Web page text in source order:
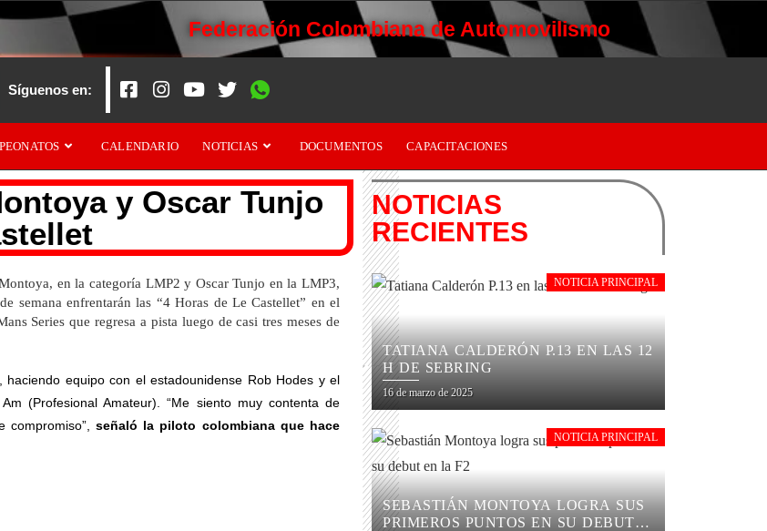
Federación Colombiana de Automovilismo
Síguenos en:
CALENDARIO NOTICIAS DOCUMENTOS CAPACITACIONES
y Oscar Tunjo
en la categoría LMP2 y Oscar Tunjo en la LMP3,
semana enfrentarán las “4 Horas de Le Castellet” en el
Series que regresa a pista luego de casi tres meses de
equipo con el estadounidense Rob Hodes y el
(Profesional Amateur). “Me siento muy contenta de
compromiso”,señaló la piloto colombiana que hace
NOTICIAS
RECIENTES
NOTICIA PRINCIPAL
TATIANA CALDERÓN P.13 EN LAS 12
H DE SEBRING
16 de marzo de 2025
NOTICIA PRINCIPAL
SEBASTIÁN MONTOYA LOGRA SUS
PRIMEROS PUNTOS EN SU DEBUT